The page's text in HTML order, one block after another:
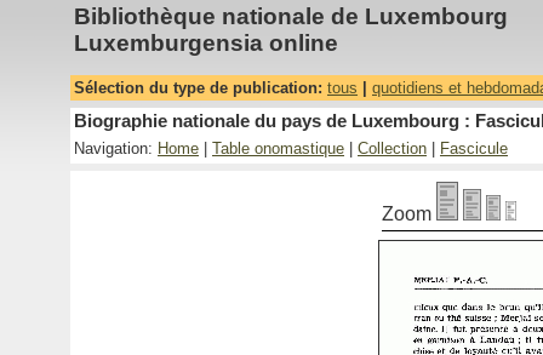
Bibliothèque nationale de Luxembourg
Luxemburgensia online
Sélection du type de publication: tous quotidiens et
Biographie nationale du pays de Luxembourg :
Navigation: Home Table onomastique Collection Fascicule
Zoom